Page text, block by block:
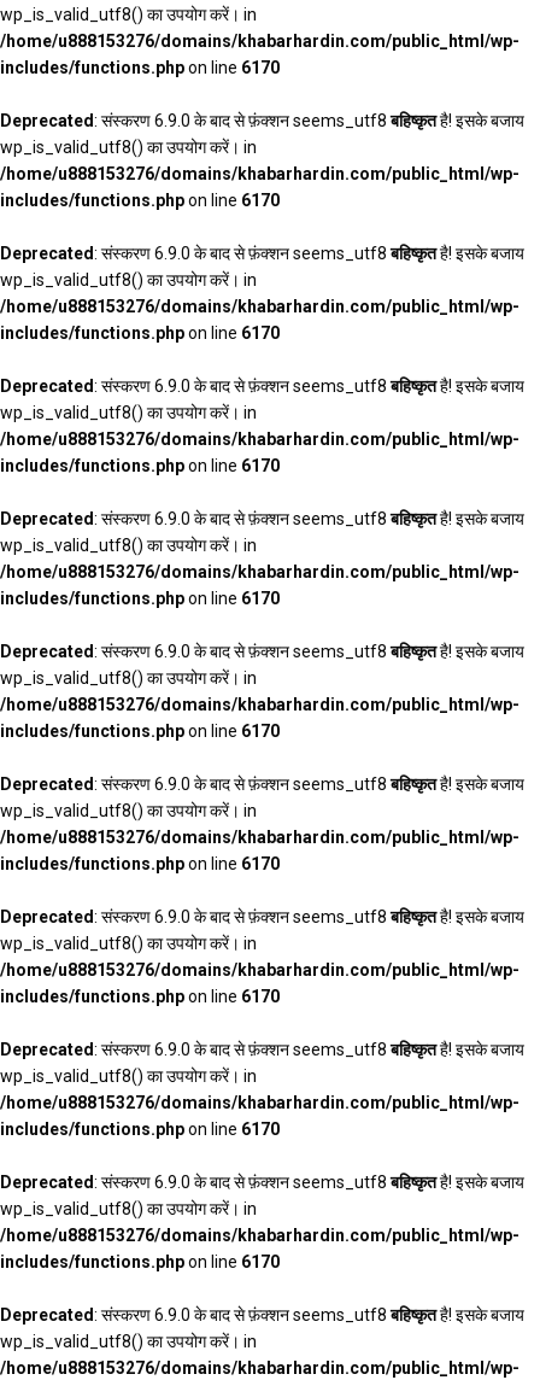
wp_is_valid_utf8() का उपयोग करें। in
/home/u888153276/domains/khabarhardin.com/public_html/wp-
includes/functions.phpon line 6170
Deprecated: संस्करण 6.9.0 के बाद से फ़ंक्शन seems_utf8बहिष्कृतहै! इसके बजाय
wp_is_valid_utf8() का उपयोग करें। in
/home/u888153276/domains/khabarhardin.com/public_html/wp-
includes/functions.phpon line 6170
Deprecated: संस्करण 6.9.0 के बाद से फ़ंक्शन seems_utf8बहिष्कृतहै! इसके बजाय
wp_is_valid_utf8() का उपयोग करें। in
/home/u888153276/domains/khabarhardin.com/public_html/wp-
includes/functions.phpon line 6170
Deprecated: संस्करण 6.9.0 के बाद से फ़ंक्शन seems_utf8बहिष्कृतहै! इसके बजाय
wp_is_valid_utf8() का उपयोग करें। in
/home/u888153276/domains/khabarhardin.com/public_html/wp-
includes/functions.phpon line 6170
Deprecated: संस्करण 6.9.0 के बाद से फ़ंक्शन seems_utf8बहिष्कृतहै! इसके बजाय
wp_is_valid_utf8() का उपयोग करें। in
/home/u888153276/domains/khabarhardin.com/public_html/wp-
includes/functions.phpon line 6170
Deprecated: संस्करण 6.9.0 के बाद से फ़ंक्शन seems_utf8बहिष्कृतहै! इसके बजाय
wp_is_valid_utf8() का उपयोग करें। in
/home/u888153276/domains/khabarhardin.com/public_html/wp-
includes/functions.phpon line 6170
Deprecated: संस्करण 6.9.0 के बाद से फ़ंक्शन seems_utf8बहिष्कृतहै! इसके बजाय
wp_is_valid_utf8() का उपयोग करें। in
/home/u888153276/domains/khabarhardin.com/public_html/wp-
includes/functions.phpon line 6170
Deprecated: संस्करण 6.9.0 के बाद से फ़ंक्शन seems_utf8बहिष्कृतहै! इसके बजाय
wp_is_valid_utf8() का उपयोग करें। in
/home/u888153276/domains/khabarhardin.com/public_html/wp-
includes/functions.phpon line 6170
Deprecated: संस्करण 6.9.0 के बाद से फ़ंक्शन seems_utf8बहिष्कृतहै! इसके बजाय
wp_is_valid_utf8() का उपयोग करें। in
/home/u888153276/domains/khabarhardin.com/public_html/wp-
includes/functions.phpon line 6170
Deprecated: संस्करण 6.9.0 के बाद से फ़ंक्शन seems_utf8बहिष्कृतहै! इसके बजाय
wp_is_valid_utf8() का उपयोग करें। in
/home/u888153276/domains/khabarhardin.com/public_html/wp-
includes/functions.phpon line 6170
Deprecated: संस्करण 6.9.0 के बाद से फ़ंक्शन seems_utf8बहिष्कृतहै! इसके बजाय
wp_is_valid_utf8() का उपयोग करें। in
/home/u888153276/domains/khabarhardin.com/public_html/wp-